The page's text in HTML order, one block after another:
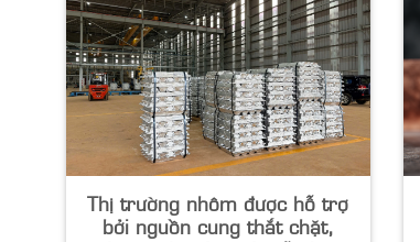
Thị trường nhôm được hỗ trợ
bởi nguồn cung thắt chặt,